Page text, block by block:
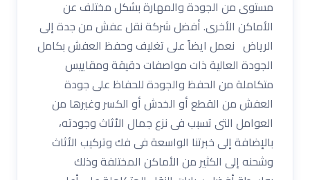
مستوى من الجودة والمهارة بشكل مختلف عن
الأماكن الأخرى. أفضل شركة نقل عفش من جدة إلى
الرياض نعمل ايضاً على تغليف وحفظ العفش بكامل
الجودة العالية ذات مواصفات دقيقة ومقاييس
متكاملة من الحفظ والجودة للحفاظ على جودة
العفش من القطع أو الخدش أو الكسر وغيرها من
العوامل التى تسبب فى نزع جمال الأثاث وجودته،
بالإضافة إلى خبرتنا الواسعة فى فك وتركيب الأثاث
وشحنه إلى الكثير من الأماكن المختلفة وذلك